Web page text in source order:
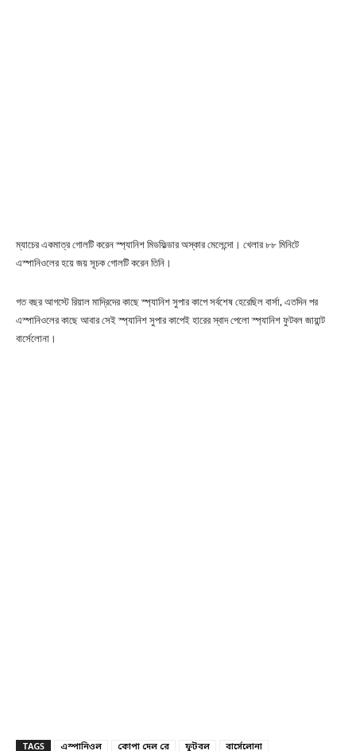
ম্যাচের একমাত্র গোলটি করেন স্প্যানিশ মিডফিল্ডার অস্কার মেলেন্দো। খেলার ৮৮ মিনিটে
এস্পানিওলের হয়ে জয় সূচক গোলটি করেন তিনি।
গত বছর আগস্টে রিয়াল মাদ্রিদের কাছে স্প্যানিশ সুপার কাপে সর্বশেষ হেরেছিল বার্সা, এতদিন পর
এস্পানিওলের কাছে আবার সেই স্প্যানিশ সুপার কাপেই হারের স্বাদ পেলো স্প্যানিশ ফুটবল জায়ান্ট
বার্সেলোনা।
TAGS এস্পানিওল কোপা দেল রে ফুটবল বার্সেলোনা